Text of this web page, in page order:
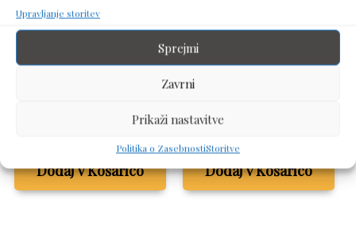
Upravljanje storitev
Sprejmi
Zavrni
Prikaži nastavitve
Politika o ZasebnostiStoritve
zapestnica z
Dodaj V Košarico
zapestnica z
60,00
Dodaj V Košarico